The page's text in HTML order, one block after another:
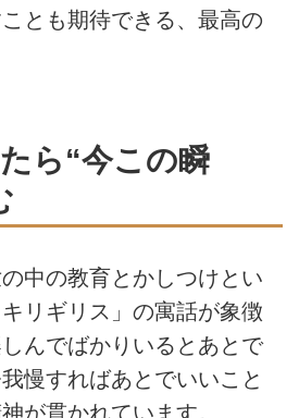
とも期待できる、最高の
ら“今この瞬
中の教育とかしつけとい
リギリス」の寓話が象徴
んでばかりいるとあとで
慢すればあとでいいこと
が貫かれています。